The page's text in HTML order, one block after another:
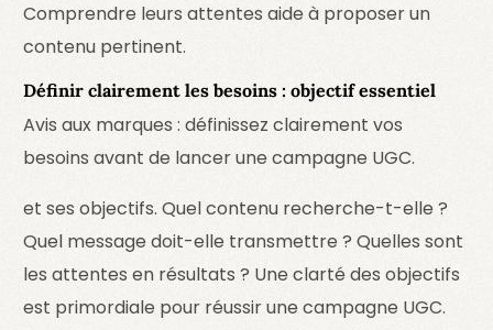
Comprendre leurs attentes aide à proposer un
contenu pertinent.
Définir clairement les besoins : objectif essentiel
Avis aux marques : définissez clairement vos
besoins avant de lancer une campagne UGC.
et ses objectifs. Quel contenu recherche-t-elle ?
Quel message doit-elle transmettre ? Quelles sont
les attentes en résultats ? Une clarté des objectifs
est primordiale pour réussir une campagne UGC.